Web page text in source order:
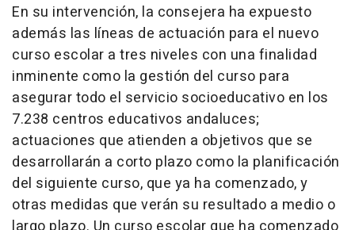
En su intervención, la consejera ha expuesto
además las líneas de actuación para el nuevo
curso escolar a tres niveles con una finalidad
inminente como la gestión del curso para
asegurar todo el servicio socioeducativo en los
7.238 centros educativos andaluces;
actuaciones que atienden a objetivos que se
desarrollarán a corto plazo como la planificación
del siguiente curso, que ya ha comenzado, y
otras medidas que verán su resultado a medio o